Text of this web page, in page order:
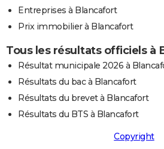
Entreprises à Blancafort
Prix immobilier à Blancafort
Tous les résultats officiels à
Résultat municipale 2026 à
Résultats du bac à Blancafort
Résultats du brevet à Blancafort
Résultats du BTS à Blancafort
Copyright